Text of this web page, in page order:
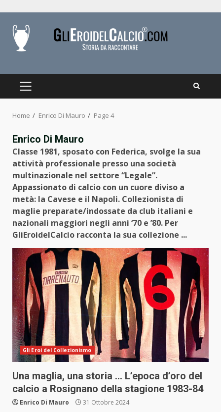
content
PRIMARY
Home Enrico Di Mauro Page 4
Enrico Di Mauro
Classe 1981, sposato con Federica, svolge la sua
attività professionale presso una società
multinazionale nel settore “Legale”.
Appassionato di calcio con un cuore diviso a
metà: la Cavese e il Napoli. Collezionista di
maglie preparate/indossate da club italiani e
nazionali maggiori negli anni ‘70 e ’80. Per
GliEroidelCalcio racconta la sua collezione ...
Gli Eroi del Collezionismo
Una maglia, una storia … L’epoca d’oro del
calcio a Rosignano della stagione 1983-84
Enrico Di Mauro 31 Ottobre 2024